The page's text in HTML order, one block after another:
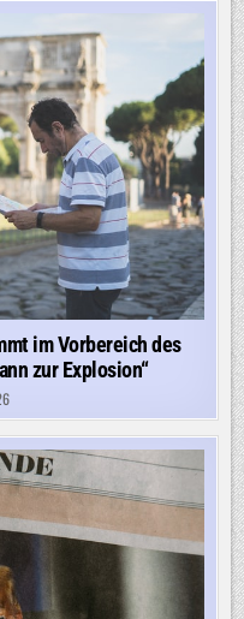
im Vorbereich des
zur Explosion“